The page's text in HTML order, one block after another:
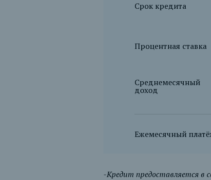
Срок кредита
Процентная ставка
Среднемесячный
доход
Ежемесячный
-Кредит предоставляется в